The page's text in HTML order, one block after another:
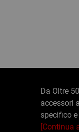
Da Oltre
accessori
specifico
[Continua